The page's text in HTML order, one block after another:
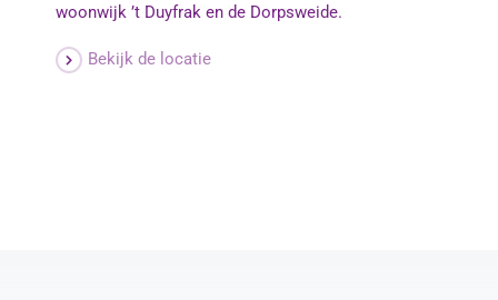
woonwijk ’t Duyfrak en de Dorpsweide.
Bekijk de locatie